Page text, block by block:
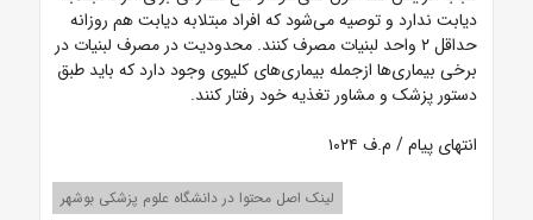
دیابت ندارد و توصیه می‌شود که افراد مبتلابه دیابت هم روزانه
حداقل ۲ واحد لبنیات مصرف کنند. محدودیت در مصرف لبنیات در
برخی بیماری‌ها ازجمله بیماری‌های کلیوی وجود دارد که باید طبق
دستور پزشک و مشاور تغذیه خود رفتار کنند.
انتهای پیام / م.ف ۱۰۲۴
لینک اصل محتوا در دانشگاه علوم پزشکی بوشهر